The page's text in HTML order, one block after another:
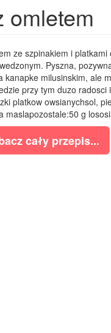
omletem
ze szpinakiem i
Pyszna,
kanapke milusinskim, ale
przy tym duzo radosci
platkow owsianychsol,
maslapozostale:50 g
cały przepis...